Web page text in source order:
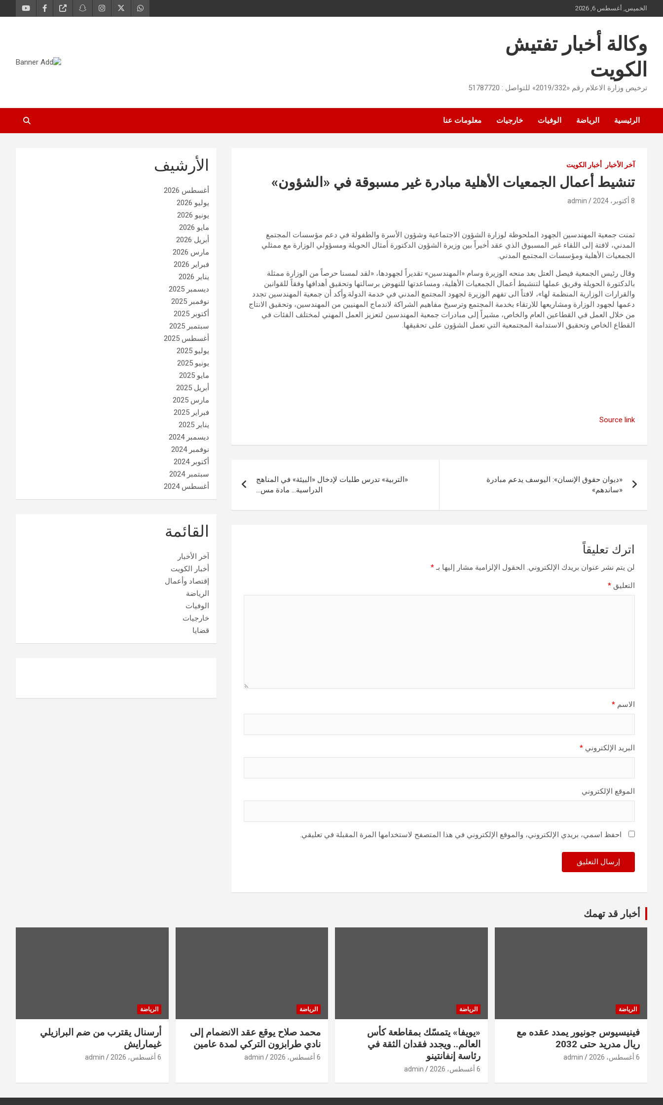
to
الخميس, أغسطس 6, 2026
وكالة أخبار تفتيش
الكويت
ترخيص وزارة الاعلام رقم «2019/332» للتواصل : 51787720
الرئيسية الرياضة الوفيات خارجيات معلومات عنا
آخر الأخبار أخبار الكويت
تنشيط أعمال الجمعيات الأهلية مبادرة غير مسبوقة في «الشؤون»
8 أكتوبر، 2024 admin
ثمنت جمعية المهندسين الجهود الملحوظة لوزارة الشؤون الاجتماعية وشؤون الأسرة والطفولة في دعم مؤسسات المجتمع
المدني، لافتة إلى اللقاء غير المسبوق الذي عقد أخيراً بين وزيرة الشؤون الدكتورة أمثال الحويلة ومسؤولي الوزارة مع ممثلي
الجمعيات الأهلية ومؤسسات المجتمع المدني.
وقال رئيس الجمعية فيصل العتل بعد منحه الوزيرة وسام «المهندسين» تقديراً لجهودها، «لقد لمسنا حرصاً من الوزارة ممثلة
بالدكتورة الحويلة وفريق عملها لتنشيط أعمال الجمعيات الأهلية، ومساعدتها للنهوض برسالتها وتحقيق أهدافها وفقاً للقوانين
والقرارات الوزارية المنظمة لها»، لافتاً الى تفهم الوزيرة لجهود المجتمع المدني في خدمة الدولة.وأكد أن جمعية المهندسين تجدد
دعمها لجهود الوزارة ومشاريعها للارتقاء بخدمة المجتمع وترسيخ مفاهيم الشراكة لاندماج المهنيين من المهندسين، وتحقيق الانتاج
من خلال العمل في القطاعين العام والخاص، مشيراً إلى مبادرات جمعية المهندسين لتعزيز العمل المهني لمختلف الفئات في
القطاع الخاص وتحقيق الاستدامة المجتمعية التي تعمل الشؤون على تحقيقها.
Source link
المقالات
«ديوان حقوق الإنسان»: اليوسف يدعم مبادرة
«ساندهم»
«التربية» تدرس طلبات لإدخال «البيئة» في المناهج
الدراسية… مادة مس…
اترك تعليقاً
لن يتم نشر عنوان بريدك الإلكتروني. الحقول الإلزامية مشار إليها بـ*
التعليق *
الاسم *
البريد الإلكتروني *
الموقع الإلكتروني
احفظ اسمي، بريدي الإلكتروني، والموقع الإلكتروني في هذا المتصفح لاستخدامها المرة المقبلة في تعليقي.
الأرشيف
أغسطس 2026
يوليو 2026
يونيو 2026
مايو 2026
أبريل 2026
مارس 2026
فبراير 2026
يناير 2026
ديسمبر 2025
نوفمبر 2025
أكتوبر 2025
سبتمبر 2025
أغسطس 2025
يوليو 2025
يونيو 2025
مايو 2025
أبريل 2025
مارس 2025
فبراير 2025
يناير 2025
ديسمبر 2024
نوفمبر 2024
أكتوبر 2024
سبتمبر 2024
أغسطس 2024
القائمة
آخر الأخبار
أخبار الكويت
إقتصاد وأعمال
الرياضة
الوفيات
خارجيات
قضايا
أخبار قد تهمك
الرياضة
فينيسيوس جونيور يمدد عقده مع
ريال مدريد حتى 2032
6 أغسطس، 2026 admin
الرياضة
«يويفا» يتمسّك بمقاطعة كأس
العالم.. ويجدد فقدان الثقة في
رئاسة إنفانتينو
6 أغسطس، 2026 admin
الرياضة
محمد صلاح يوقع عقد الانضمام إلى
نادي طرابزون التركي لمدة عامين
6 أغسطس، 2026 admin
الرياضة
أرسنال يقترب من ضم البرازيلي
غيمارايش
6 أغسطس، 2026 admin